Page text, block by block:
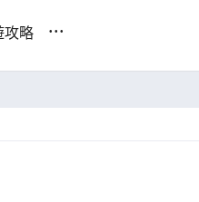
攻略 ...